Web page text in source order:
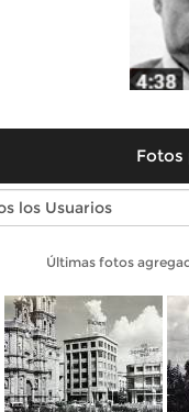
Fotos
Fotos antiguas
Últimas fotos